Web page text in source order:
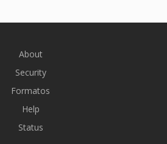
About
Security
Formatos
Help
Status